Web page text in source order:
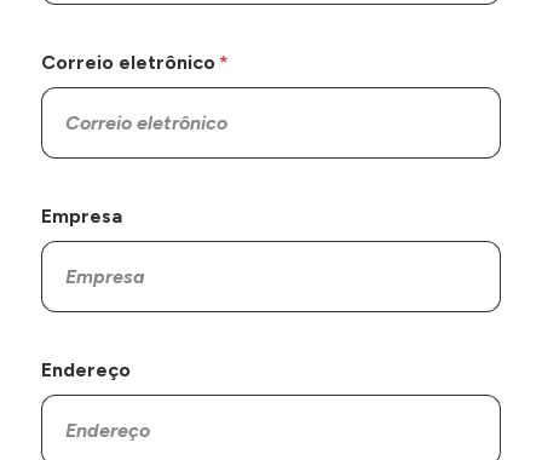
Correio eletrônico
Empresa
Endereço